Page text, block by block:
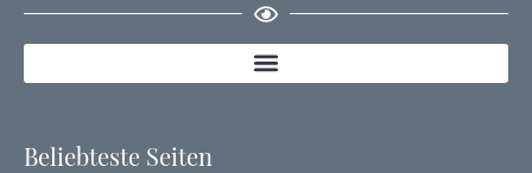
Beliebteste Seiten